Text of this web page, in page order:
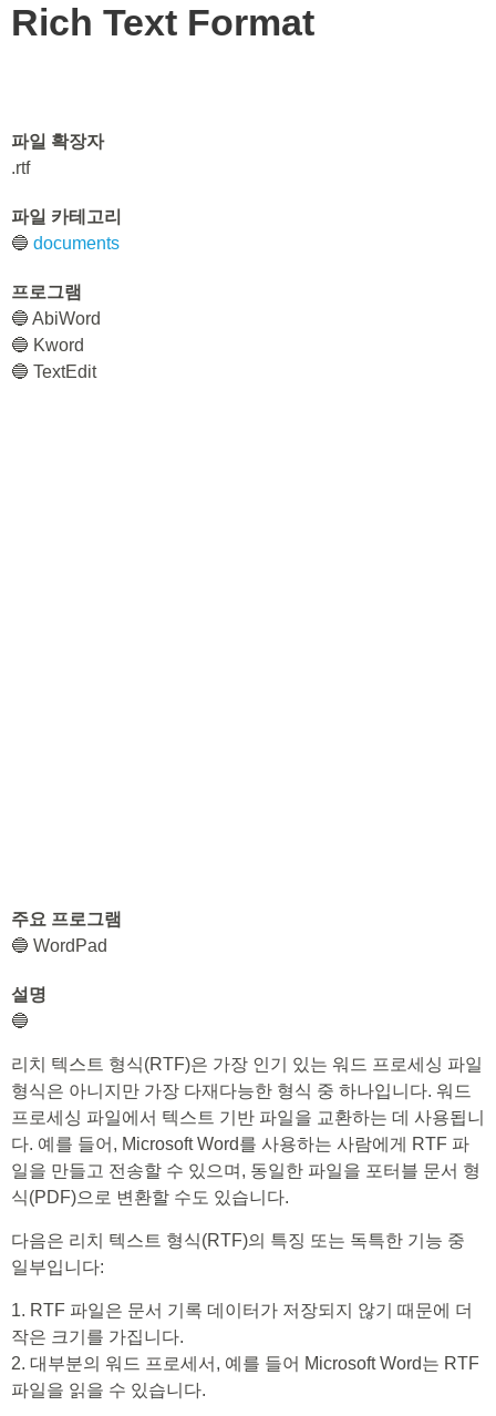
Rich Text Format
파일 확장자
.rtf
파일 카테고리
🔵 documents
프로그램
🔵 AbiWord
🔵 Kword
🔵 TextEdit
주요 프로그램
🔵 WordPad
설명
🔵
리치 텍스트 형식(RTF)은 가장 인기 있는 워드 프로세싱 파일
형식은 아니지만 가장 다재다능한 형식 중 하나입니다. 워드
프로세싱 파일에서 텍스트 기반 파일을 교환하는 데 사용됩니
다. 예를 들어, Microsoft Word를 사용하는 사람에게 RTF 파
일을 만들고 전송할 수 있으며, 동일한 파일을 포터블 문서 형
식(PDF)으로 변환할 수도 있습니다.
다음은 리치 텍스트 형식(RTF)의 특징 또는 독특한 기능 중
일부입니다:
1. RTF 파일은 문서 기록 데이터가 저장되지 않기 때문에 더
작은 크기를 가집니다.
2. 대부분의 워드 프로세서, 예를 들어 Microsoft Word는 RTF
파일을 읽을 수 있습니다.